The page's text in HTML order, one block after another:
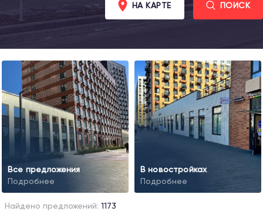
НА КАРТЕ ПОИСК
Все предложения
Подробнее
В новостройках
Подробнее
Найдено предложений: 1173